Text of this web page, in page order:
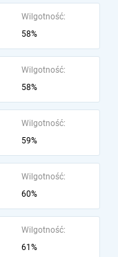
Wilgotność:
58%
Wilgotność:
58%
Wilgotność:
59%
Wilgotność:
60%
Wilgotność:
61%